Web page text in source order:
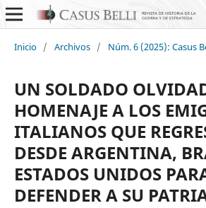
Inicio / Archivos / Núm. 6 (2025): Casus
UN SOLDADO
HOMENAJE A LOS
ITALIANOS QUE
DESDE ARGENTINA,
ESTADOS UNIDOS
DEFENDER A SU